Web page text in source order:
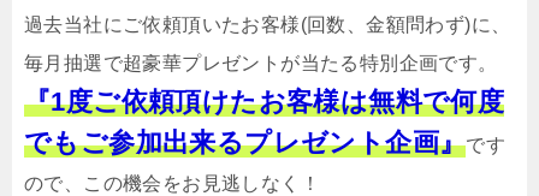
過去当社にご依頼頂いたお客様(回数、金額問わず)に、
毎月抽選で超豪華プレゼントが当たる特別企画です。
『1度ご依頼頂けたお客様は無料で何度
でもご参加出来るプレゼント企画』です
ので、この機会をお見逃しなく！